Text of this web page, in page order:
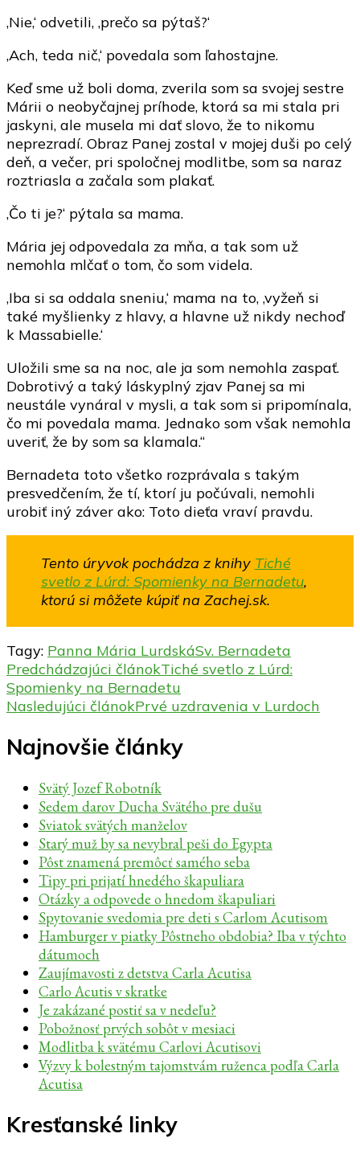
‚Nie,‘ odvetili, ‚prečo sa pýtaš?‘
‚Ach, teda nič,‘ povedala som ľahostajne.
Keď sme už boli doma, zverila som sa svojej sestre
Márii o neobyčajnej príhode, ktorá sa mi stala pri
jaskyni, ale musela mi dať slovo, že to nikomu
neprezradí. Obraz Panej zostal v mojej duši po celý
deň, a večer, pri spoločnej modlitbe, som sa naraz
roztriasla a začala som plakať.
‚Čo ti je?‘ pýtala sa mama.
Mária jej odpovedala za mňa, a tak som už
nemohla mlčať o tom, čo som videla.
‚Iba si sa oddala sneniu,‘ mama na to, ‚vyžeň si
také myšlienky z hlavy, a hlavne už nikdy nechoď
k Massabielle.‘
Uložili sme sa na noc, ale ja som nemohla zaspať.
Dobrotivý a taký láskyplný zjav Panej sa mi
neustále vynáral v mysli, a tak som si pripomínala,
čo mi povedala mama. Jednako som však nemohla
uveriť, že by som sa klamala.“
Bernadeta toto všetko rozprávala s takým
presvedčením, že tí, ktorí ju počúvali, nemohli
urobiť iný záver ako: Toto dieťa vraví pravdu.
Tento úryvok pochádza z knihy Tiché
svetlo z Lúrd: Spomienky na Bernadetu,
ktorú si môžete kúpiť na Zachej.sk.
Tagy: Panna Mária LurdskáSv. Bernadeta
Navigácia
v
Predchádzajúci článokTiché svetlo z Lúrd:
Spomienky na Bernadetu
Nasledujúci článokPrvé uzdravenia v Lurdoch
Najnovšie články
Svätý Jozef Robotník
Sedem darov Ducha Svätého pre dušu
Sviatok svätých manželov
Starý muž by sa nevybral peši do Egypta
Pôst znamená premôcť samého seba
Tipy pri prijatí hnedého škapuliara
Otázky a odpovede o hnedom škapuliari
Spytovanie svedomia pre deti s Carlom Acutisom
Hamburger v piatky Pôstneho obdobia? Iba v týchto
dátumoch
Zaujímavosti z detstva Carla Acutisa
Carlo Acutis v skratke
Je zakázané postiť sa v nedeľu?
Pobožnosť prvých sobôt v mesiaci
Modlitba k svätému Carlovi Acutisovi
Výzvy k bolestným tajomstvám ruženca podľa Carla
Acutisa
Kresťanské linky